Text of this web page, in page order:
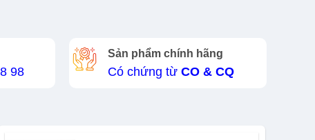
98
Sản phẩm chính hãng
Có chứng từ CO & CQ